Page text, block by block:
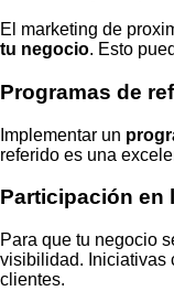
El marketing de
tu negocio. Esto
Programas de
Implementar un
referido es una
Participación en
Para que tu negocio
visibilidad. Iniciativas
clientes.